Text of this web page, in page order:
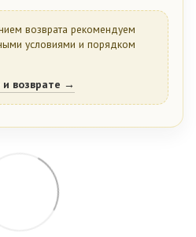
возврата рекомендуем
условиями и порядком
возврате →